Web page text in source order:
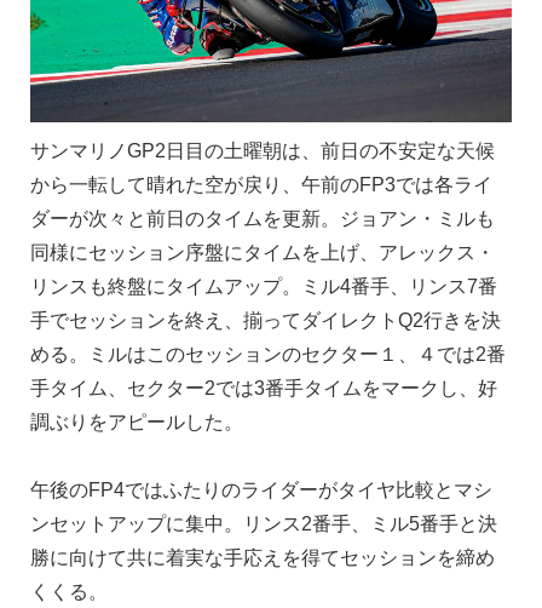
サンマリノGP2日目の土曜朝は、前日の不安定な天候
から一転して晴れた空が戻り、午前のFP3では各ライ
ダーが次々と前日のタイムを更新。ジョアン・ミルも
同様にセッション序盤にタイムを上げ、アレックス・
リンスも終盤にタイムアップ。ミル4番手、リンス7番
手でセッションを終え、揃ってダイレクトQ2行きを決
める。ミルはこのセッションのセクター１、４では2番
手タイム、セクター2では3番手タイムをマークし、好
調ぶりをアピールした。
午後のFP4ではふたりのライダーがタイヤ比較とマシ
ンセットアップに集中。リンス2番手、ミル5番手と決
勝に向けて共に着実な手応えを得てセッションを締め
くくる。